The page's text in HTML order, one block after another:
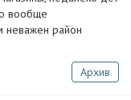
вообще
неважен район
Архив